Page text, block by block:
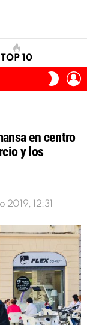
TOP 10
SKIN
en centro
y los
2019, 12:31